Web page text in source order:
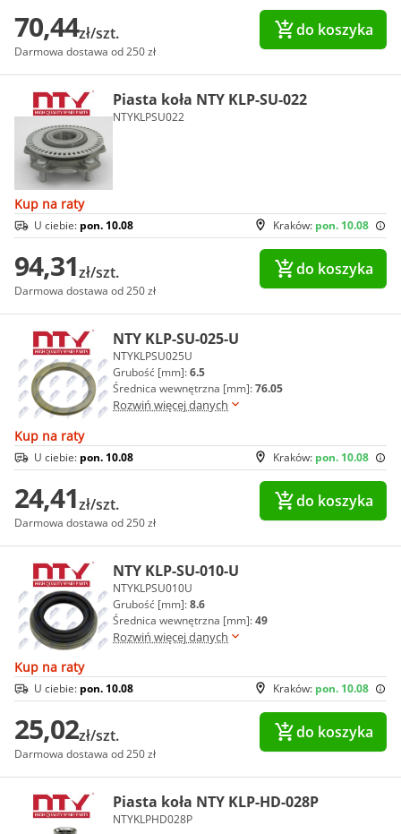
70,44zł/szt.
Darmowa dostawa od 250 zł
do koszyka
Piasta koła NTY KLP-SU-022
NTYKLPSU022
Kup na raty
Kraków: pon. 10.08
U ciebie: pon. 10.08
94,31zł/szt.
Darmowa dostawa od 250 zł
do koszyka
NTY KLP-SU-025-U
NTYKLPSU025U
Grubość [mm]:6.5
Średnica wewnętrzna [mm]:76.05
Rozwiń więcej danych
Kup na raty
Kraków: pon. 10.08
U ciebie: pon. 10.08
24,41zł/szt.
Darmowa dostawa od 250 zł
do koszyka
NTY KLP-SU-010-U
NTYKLPSU010U
Grubość [mm]:8.6
Średnica wewnętrzna [mm]:49
Rozwiń więcej danych
Kup na raty
Kraków: pon. 10.08
U ciebie: pon. 10.08
25,02zł/szt.
Darmowa dostawa od 250 zł
do koszyka
Piasta koła NTY KLP-HD-028P
NTYKLPHD028P